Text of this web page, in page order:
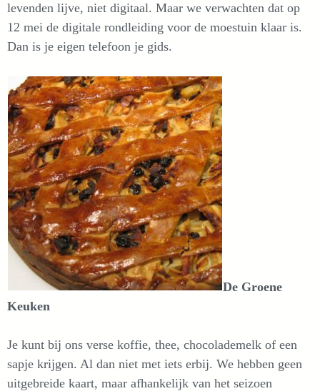
levenden lijve, niet digitaal. Maar we verwachten dat op
12 mei de digitale rondleiding voor de moestuin klaar is.
Dan is je eigen telefoon je gids.
De Groene
Keuken
Je kunt bij ons verse koffie, thee, chocolademelk of een
sapje krijgen. Al dan niet met iets erbij. We hebben geen
uitgebreide kaart, maar afhankelijk van het seizoen